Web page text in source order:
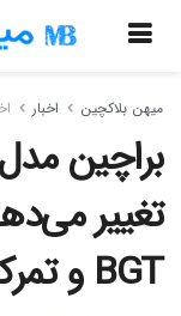
میهن بلاکچین اخبار
براچین
تغییر
BGT و تمرکز بر BERA